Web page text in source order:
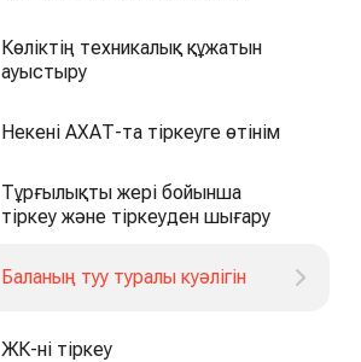
Көліктің техникалық құжатын
ауыстыру
Некені АХАТ-та тіркеуге өтінім
Тұрғылықты жері бойынша
тіркеу және тіркеуден шығару
Баланың туу туралы куәлігін
ЖК-ні тіркеу